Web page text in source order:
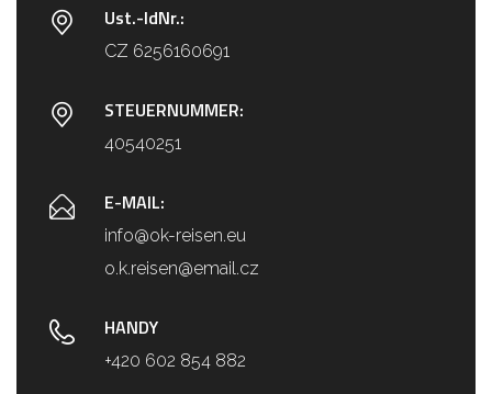
Ust.-IdNr.:
CZ 6256160691
STEUERNUMMER:
40540251
E-MAIL:
info@ok-reisen.eu
o.k.reisen@email.cz
HANDY
+420 602 854 882